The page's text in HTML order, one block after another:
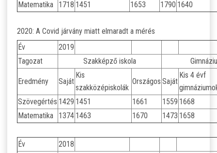
PEDAGÓGUSOK ELÉRHETŐSÉGE
ÁLLÁS
KORONAVÍRUS
ÁLTALÁNOS ISKOLAI OKTATÁS
ÁLTALÁNOS KÖZÉPFOKÚ OKTATÁS
Matematika
1718 1451 1653 1790 1640
2020: A Covid járvány miatt elmaradt a mérés
Év
2019
Tagozat
Szakképző iskola
Eredmény Saját
Kis
szakközépiskolák
Országos Saját
Kis 4 évf
Szövegértés 1429 1451 1661 1559 1668
Matematika
1374 1463 1670 1473 1658
Év
2018